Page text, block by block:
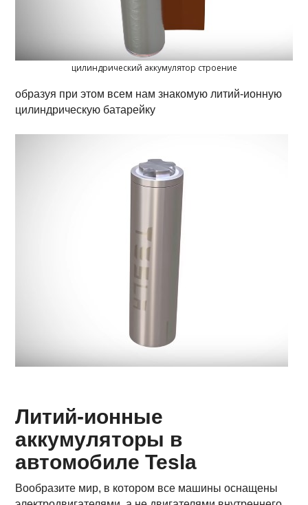
цилиндрический аккумулятор строение
образуя при этом всем нам знакомую литий-ионную
цилиндрическую батарейку
Литий-ионные
аккумуляторы в
автомобиле Tesla
Вообразите мир, в котором все машины оснащены